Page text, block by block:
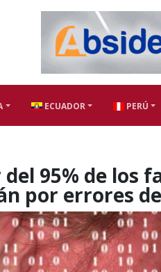
ECUADOR PERÚ
95% de los
por errores